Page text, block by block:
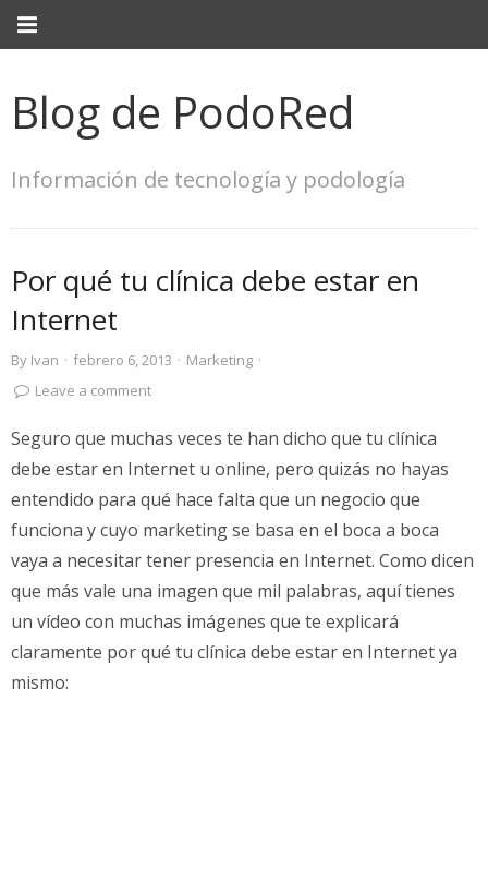
Blog de PodoRed
Información de tecnología y podología
Por qué tu clínica debe estar en
Internet
By Ivan · febrero 6, 2013 · Marketing ·
Leave a comment
Seguro que muchas veces te han dicho que tu clínica
debe estar en Internet u online, pero quizás no hayas
entendido para qué hace falta que un negocio que
funciona y cuyo marketing se basa en el boca a boca
vaya a necesitar tener presencia en Internet. Como dicen
que más vale una imagen que mil palabras, aquí tienes
un vídeo con muchas imágenes que te explicará
claramente por qué tu clínica debe estar en Internet ya
mismo: